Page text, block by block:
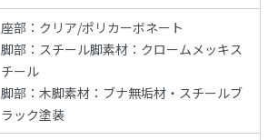
座部：クリア/ポリカーボネート
脚部：スチール脚素材：クロームメッキス
チール
脚部：木脚素材：ブナ無垢材・スチールブ
ラック塗装